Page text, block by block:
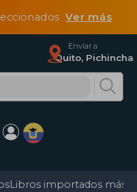
Ver más
Enviar a
Quito, Pichincha
Libros importados más